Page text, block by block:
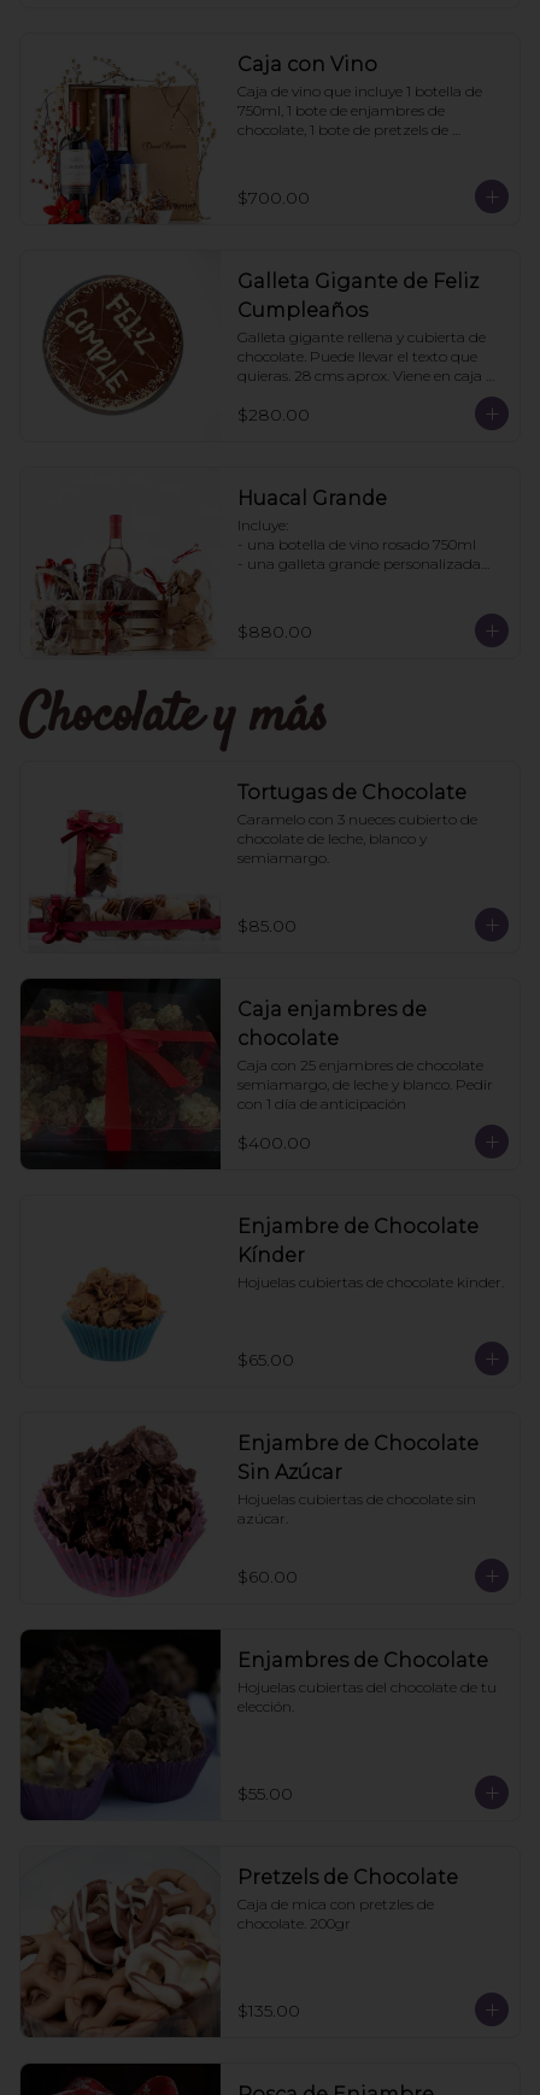
Caja con Vino
Caja de vino que incluye 1 botella de
750ml, 1 bote de enjambres de
chocolate, 1 bote de pretzels de
6 días de anticipación. Mínimo de
pedido: 3 cajas
$700.00
Galleta Gigante de Feliz
Cumpleaños
Galleta gigante rellena y cubierta de
chocolate. Puede llevar el texto que
quieras. 28 cms aprox. Viene en caja
$280.00
Huacal Grande
Incluye:
- una botella de vino rosado 750ml
- una galleta grande personalizada
- 1 bote pretzles con chocolate
- 1 bolsa galletas jengibre
Pedidos con 2 días de anticipación
$880.00
Chocolate y más
Tortugas de Chocolate
Caramelo con 3 nueces cubierto de
chocolate de leche, blanco y
semiamargo.
$85.00
Caja enjambres de
chocolate
Caja con 25 enjambres de chocolate
semiamargo, de leche y blanco. Pedir
con 1 día de anticipación
$400.00
Enjambre de Chocolate
Kínder
Hojuelas cubiertas de chocolate kinder.
$65.00
Enjambre de Chocolate
Sin Azúcar
Hojuelas cubiertas de chocolate sin
azúcar.
$60.00
Enjambres de Chocolate
Hojuelas cubiertas del chocolate de tu
elección.
$55.00
Pretzels de Chocolate
Caja de mica con pretzles de
chocolate. 200gr
$135.00